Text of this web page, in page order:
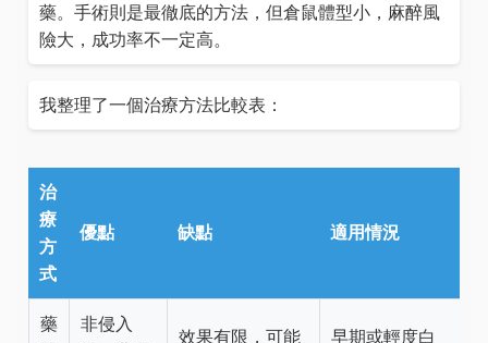
藥。手術則是最徹底的方法，但倉鼠體型小，麻醉風
險大，成功率不一定高。
我整理了一個治療方法比較表：
治
療
方
式
優點 缺點 適用情況
藥
非侵入
效果有限，可能
早期或輕度白